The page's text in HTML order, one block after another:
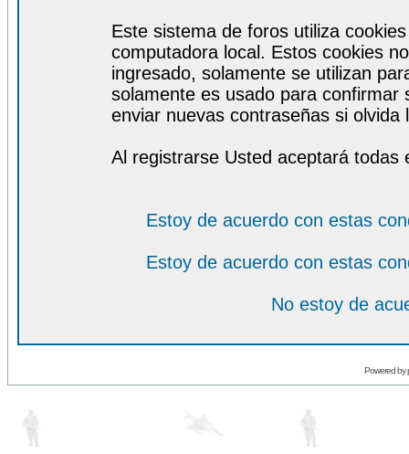
Este sistema de foros utiliza
computadora local. Estos cookies
ingresado, solamente se utilizan
solamente es usado para
enviar nuevas contraseñas si olvida
Al registrarse Usted aceptará todas
Estoy de acuerdo con estas
Estoy de acuerdo con estas
No estoy de
Powered by